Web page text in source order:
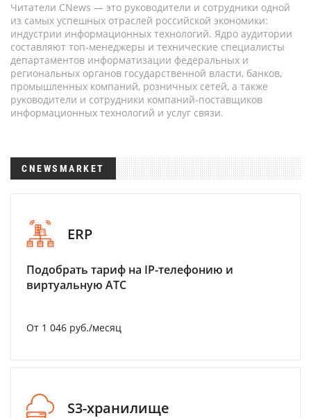
Читатели CNews — это руководители и сотрудники одной
из самых успешных отраслей российской экономики:
индустрии информационных технологий. Ядро аудитории
составляют топ-менеджеры и технические специалисты
департаментов информатизации федеральных и
региональных органов государственной власти, банков,
промышленных компаний, розничных сетей, а также
руководители и сотрудники компаний-поставщиков
информационных технологий и услуг связи.
CNEWSMARKET
ERP
Подобрать тариф на IP-телефонию и
виртуальную АТС
От 1 046 руб./месяц
S3-хранилище